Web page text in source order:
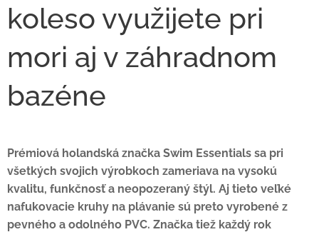
koleso využijete pri
mori aj v záhradnom
bazéne
Prémiová holandská značka Swim Essentials sa pri
všetkých svojich výrobkoch zameriava na vysokú
kvalitu, funkčnosť a neopozeraný štýl. Aj tieto veľké
nafukovacie kruhy na plávanie sú preto vyrobené z
pevného a odolného PVC. Značka tiež každý rok